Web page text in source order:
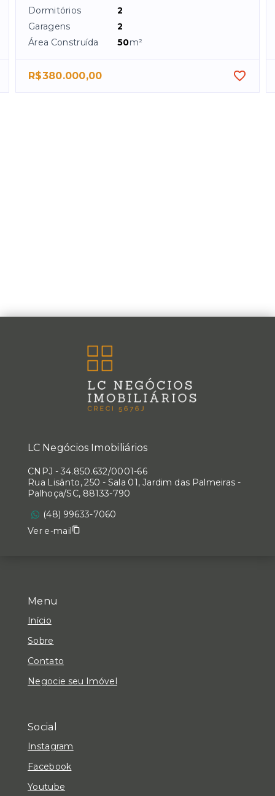
Dormitórios
2
Garagens
2
Área Construída
50m²
R$380.000,00
Menu
Início
Sobre
Contato
Negocie seu Imóvel
Social
Instagram
Facebook
Youtube
LC Negócios Imobiliários
CNPJ - 34.850.632/0001-66
Rua Lisânto, 250 - Sala 01, Jardim das Palmeiras -
Palhoça/SC, 88133-790
(48) 99633-7060
Ver e-mail